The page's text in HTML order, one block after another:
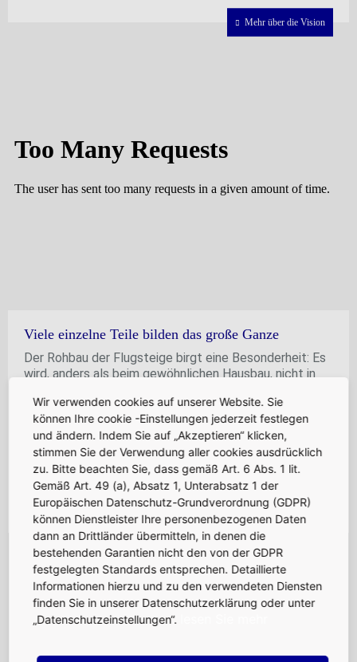
Mehr über die Vision
Viele einzelne Teile bilden das große Ganze
Der Rohbau der Flugsteige birgt eine Besonderheit: Es
wird, anders als beim gewöhnlichen Hausbau, nicht in
wachsen zunächst viele einzelne Teilbauwerke dicht
nebeneinander in die Höhe. Diese einzelnen Gebäude
sehen nahezu identisch aus – im Fall von Flugsteig H
sind es quasi „eineiige Siebenlinge“, bei Flugsteig J
sogar acht. Sobald alle Teilgebäude eines Flugsteigs
errichtet sind und der Beton ausgetrocknet ist, werden
sie miteinander verbunden.
Mehr über den Rohbau
Wir verwenden cookies auf unserer Website. Sie
können Ihre cookie -Einstellungen jederzeit festlegen
und ändern. Indem Sie auf „Akzeptieren“ klicken,
stimmen Sie der Verwendung aller cookies ausdrücklich
zu. Bitte beachten Sie, dass gemäß Art. 6 Abs. 1 lit.
Gemäß Art. 49 (a), Absatz 1, Unterabsatz 1 der
Europäischen Datenschutz-Grundverordnung (GDPR)
können Dienstleister Ihre personenbezogenen Daten
dann an Drittländer übermitteln, in denen die
bestehenden Garantien nicht den von der GDPR
festgelegten Standards entsprechen. Detaillierte
Informationen hierzu und zu den verwendeten Diensten
finden Sie in unserer Datenschutzerklärung oder unter
„Datenschutzeinstellungen“.